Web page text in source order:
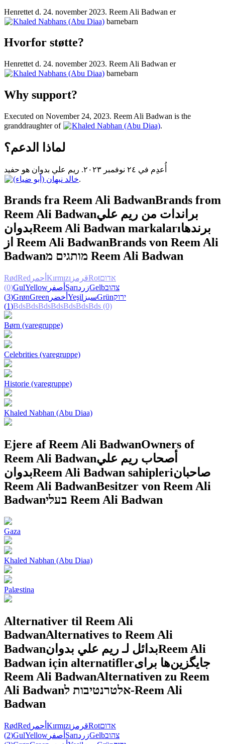
Henrettet d. 24. november 2023. Reem Ali Badwan er
Khaled Nabhans (Abu Diaa) barnebarn
Hvorfor støtte?
Henrettet d. 24. november 2023. Reem Ali Badwan er
Khaled Nabhans (Abu Diaa) barnebarn
Why support?
Executed on November 24, 2023. Reem Ali Badwan is the
granddraughter of
Khaled Nabhan (Abu Diaa).
لماذا الدعم؟
أُعدِم في ٢٤ نوفمبر ٢٠٢٣. ريم علي بدوان هو حفيد
خالد نبهان (أبو ضياء).
Brands fra Reem Ali BadwanBrands from
Reem Ali Badwanبراندات من ريم علي
بدوانReem Ali Badwan markalarıبرندها
از Reem Ali BadwanBrands von Reem Ali
Badwan
מותגים מ Reem Ali Badwan
RødRed أحمر Kırmızı قرمزRotאדום
(0)GulYellow أصفر SarıزردGelbצהוב
(3)GrønGreen أخضر Yeşil سبزGrünירוק
(1)BdsBdsBdsBdsBdsBdsBds (0)
Børn (varegruppe)
Celebrities (varegruppe)
Historie (varegruppe)
Khaled Nabhan (Abu Diaa)
Ejere af Reem Ali BadwanOwners of
Reem Ali Badwanأصحاب ريم علي
بدوانReem Ali Badwan sahipleriصاحبان
Reem Ali BadwanBesitzer von Reem Ali
Badwan
בעלי Reem Ali Badwan
Gaza
Khaled Nabhan (Abu Diaa)
Palæstina
Alternativer til Reem Ali
BadwanAlternatives to Reem Ali
Badwanبدائل لـ ريم علي بدوانReem Ali
Badwan için alternatiflerجایگزین‌ها برای
Reem Ali BadwanAlternativen zu Reem
Ali Badwanאלטרנטיבות ל-Reem Ali
Badwan
RødRed أحمر Kırmızı قرمزRotאדום
(2)GulYellow أصفر SarıزردGelbצהוב